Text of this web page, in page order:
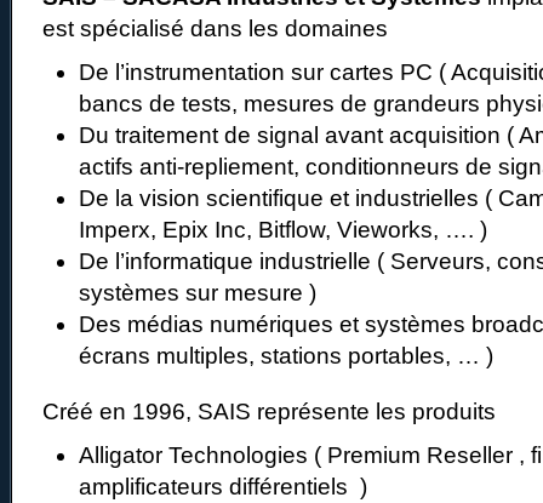
est spécialisé dans les domaines
De l’instrumentation sur cartes PC (
bancs de tests, mesures de grandeurs
Du traitement de signal avant acquisition (
actifs anti-repliement, conditionneurs de
De la vision scientifique et industrielles (
Imperx, Epix Inc, Bitflow, Vieworks, …. )
De l’informatique industrielle ( Serveurs,
systèmes sur mesure )
Des médias numériques et systèmes
écrans multiples, stations portables, … )
Créé en 1996, SAIS représente les produits
Alligator Technologies ( Premium Reseller ,
amplificateurs différentiels )